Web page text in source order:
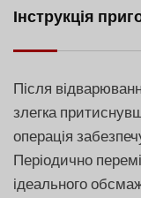
Інструкція
Після
злегка
операція
Періодично
ідеального